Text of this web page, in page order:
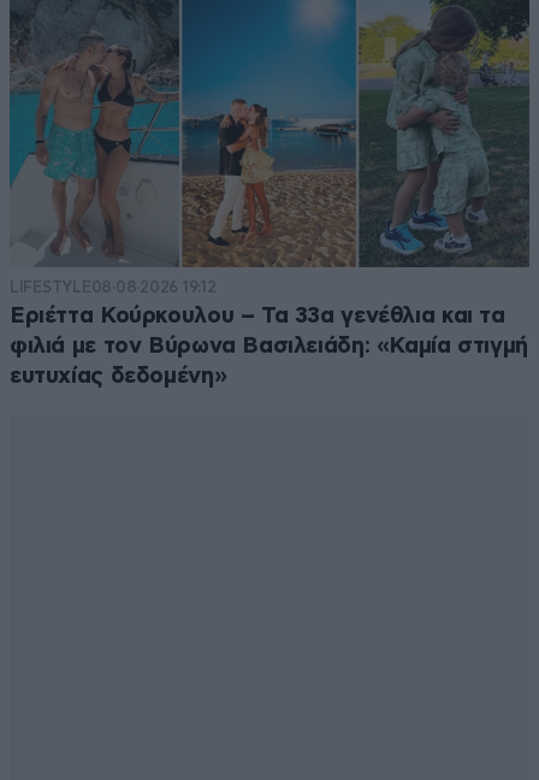
LIFESTYLE08·08·2026 19:12
Εριέττα Κούρκουλου – Τα 33α γενέθλια και τα
φιλιά με τον Βύρωνα Βασιλειάδη: «Καμία στιγμή
ευτυχίας δεδομένη»